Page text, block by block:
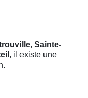
, Sainte-
, il existe une